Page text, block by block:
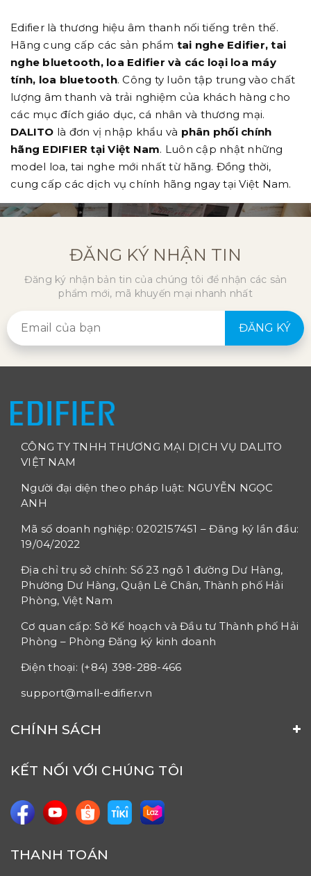
Edifier là thương hiệu âm thanh nối tiếng trên thế.
Hãng cung cấp các sản phẩm tai nghe Edifier, tai
nghe bluetooth, loa Edifier và các loại loa máy
tính, loa bluetooth. Công ty luôn tập trung vào chất
lượng âm thanh và trải nghiệm của khách hàng cho
các mục đích giáo dục, cá nhân và thương mại.
DALITO là đơn vị nhập khẩu và phân phối chính
hãng EDIFIER tại Việt Nam. Luôn cập nhật những
model loa, tai nghe mới nhất từ hãng. Đồng thời,
cung cấp các dịch vụ chính hãng ngay tại Việt Nam.
ĐĂNG KÝ NHẬN TIN
Đăng ký nhận bản tin của chúng tôi để nhận các sản
phẩm mới, mã khuyến mại nhanh nhất
ĐĂNG KÝ
CÔNG TY TNHH THƯƠNG MẠI DỊCH VỤ DALITO
VIỆT NAM
Người đại diện theo pháp luật: NGUYỄN NGỌC
ANH
Mã số doanh nghiệp: 0202157451 – Đăng ký lần đầu:
19/04/2022
Địa chỉ trụ sở chính: Số 23 ngõ 1 đường Dư Hàng,
Phường Dư Hàng, Quận Lê Chân, Thành phố Hải
Phòng, Việt Nam
Cơ quan cấp: Sở Kế hoạch và Đầu tư Thành phố Hải
Phòng – Phòng Đăng ký kinh doanh
Điện thoại: (+84) 398-288-466
support@mall-edifier.vn
CHÍNH SÁCH
KẾT NỐI VỚI CHÚNG TÔI
THANH TOÁN